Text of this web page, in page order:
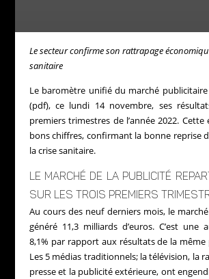
Le secteur confirme son rattrapage
sanitaire
Le baromètre unifié du marché
(pdf), ce lundi 14 novembre, ses
premiers trimestres de l’année 2022.
bons chiffres, confirmant la bonne reprise
la crise sanitaire.
LE MARCHÉ DE LA PUBLICITÉ
SUR LES TROIS PREMIERS
Au cours des neuf derniers mois, le
généré 11,3 milliards d’euros. C’est une
8,1% par rapport aux résultats de la même
Les 5 médias traditionnels; la télévision, la
presse et la publicité extérieure, ont